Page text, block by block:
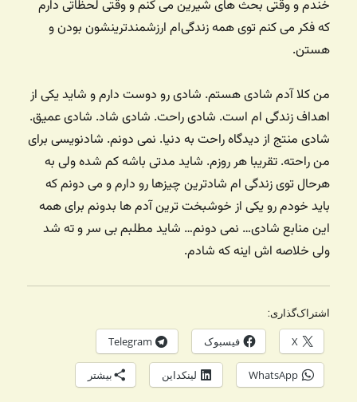
خندم و وقتی بحث ‌های شیرین می کنم و وقتی لحظاتی دارم
که فکر می کنم توی همه زندگی‌ام ارزشمندترینشون بودن و
هستن.
من کلا آدم شادی هستم. شادی رو دوست دارم و شاید یکی از
اهداف زندگی ام است. شادی راحت. شادی شاد. شادی عمیق.
شادی منتج از دیدگاه راحت به دنیا. نمی دونم. شادنویسی برای
من راحته. تقریبا هر روزم. شاید مدتی باشه کم شده ولی به
هرحال توی زندگی ام شادترین چیزها رو دارم و می دونم که
باید خودم رو یکی از خوشبخت ترین آدم ها بدونم برای همه
این منابع شادی… نمی دونم… شاید مطلبم بی سر و ته شد
ولی خلاصه اش اینه که شادم.
اشتراک‌گذاری:
X فیسبوک Telegram
WhatsApp لینکداین بیشتر